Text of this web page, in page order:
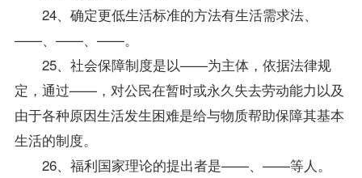
24、确定更低生活标准的方法有生活需求法、
——、——、——。
25、社会保障制度是以——为主体，依据法律规
定，通过——，对公民在暂时或永久失去劳动能力以及
由于各种原因生活发生困难是给与物质帮助保障其基本
生活的制度。
26、福利国家理论的提出者是——、——等人。